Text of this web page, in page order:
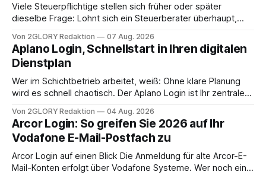
Viele Steuerpflichtige stellen sich früher oder später
dieselbe Frage: Lohnt sich ein Steuerberater überhaupt,
erledigen? Die kurze Antwort: Bei einfachen
Einkommensverhältnissen reicht häufig eine Steuersoftware
aus – sobald jedoch mehrere Einkunftsarten
zusammentreffen oder größere finanzielle Veränderungen
anstehen, zahlt sich professionelle Unterstützung meist
Von 2GLORY Redaktion 07 Aug. 2026
Aplano Login, Schnellstart in Ihren digitalen
Dienstplan
Wer im Schichtbetrieb arbeitet, weiß: Ohne klare Planung
wird es schnell chaotisch. Der Aplano Login ist Ihr zentraler
abwesenheiten und die gesamte kommunikation rund um
Ihr personal digital zu organisieren. In diesem Leitfaden
erfahren Sie alles, was Sie für einen reibungslosen Einstieg
brauchen, von der Registrierung
Von 2GLORY Redaktion 04 Aug. 2026
Arcor Login: So greifen Sie 2026 auf Ihr
Vodafone E-Mail-Postfach zu
Arcor Login auf einen Blick Die Anmeldung für alte Arcor-E-
Mail-Konten erfolgt über Vodafone Systeme. Wer noch eine